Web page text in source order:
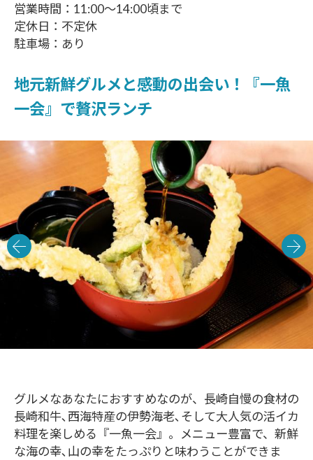
営業時間：11:00～14:00頃まで
定休日：不定休
駐車場：あり
地元新鮮グルメと感動の出会い！『一魚
一会』で贅沢ランチ
グルメなあなたにおすすめなのが、長崎自慢の食材の
長崎和牛､西海特産の伊勢海老､そして大人気の活イカ
料理を楽しめる『一魚一会』。メニュー豊富で、新鮮
な海の幸､山の幸をたっぷりと味わうことができま